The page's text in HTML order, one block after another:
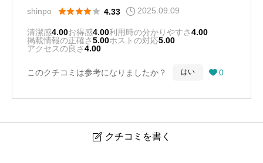
shinpo
 4.33 2025.09.09
清潔感4.00お得感4.00利用時の分かりやすさ4.00
掲載情報の正確さ5.00ホストの対応5.00
アクセスの良さ4.00
このクチコミは参考になりましたか？ はい  0
 クチコミを書く